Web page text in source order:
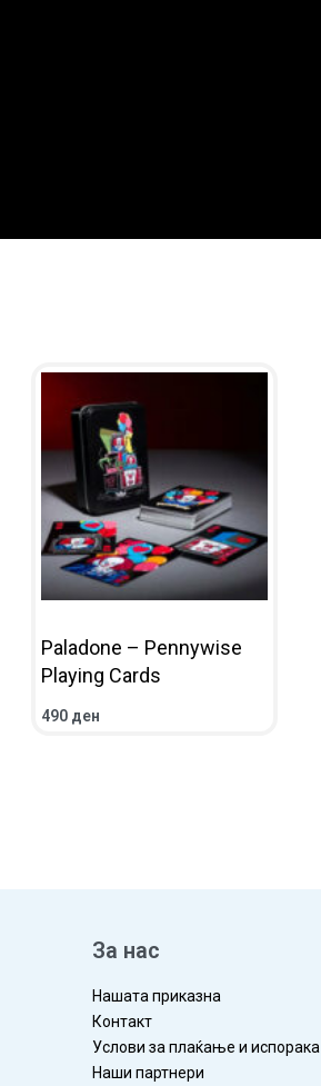
Paladone – Pennywise
Playing Cards
490 ден
За нас
Нашата приказна
Контакт
Услови за плаќање и испорака
Наши партнери